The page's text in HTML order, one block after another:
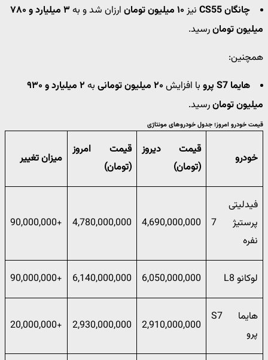
چانگان CS55
نیز۱۰ میلیون تومان ارزان شد و به
۳ میلیارد و ۷۸۰
میلیون تومانرسید.
همچنین:
هایما S7 پرو
با افزایش۲۰ میلیون تومانی به
۲ میلیارد و ۹۳۰
میلیون تومانرسید.
قیمت خودرو امروز؛ جدول خودروهای مونتاژی
خودرو
قیمت دیروز
(تومان)
قیمت امروز
(تومان)
میزان تغییر
فیدلیتی
پرستیژ 7
نفره
4,690,000,000
4,780,000,000
+90,000,000
لوکانو L8 6,050,000,000
6,140,000,000
+90,000,000
هایما S7
پرو
2,910,000,000
2,930,000,000
+20,000,000